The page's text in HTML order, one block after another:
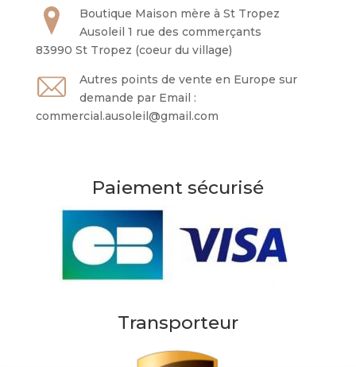
Boutique Maison mère à St Tropez
Ausoleil 1 rue des commerçants
83990 St Tropez (coeur du village)
Autres points de vente en Europe sur
demande par Email :
commercial.ausoleil@gmail.com
Paiement sécurisé
Transporteur